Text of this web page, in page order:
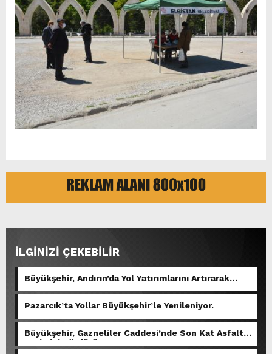
İLGİNİZİ ÇEKEBİLİR
Büyükşehir, Andırın’da Yol Yatırımlarını Artırarak
Sürdürüyor.
Pazarcık’ta Yollar Büyükşehir’le Yenileniyor.
Büyükşehir, Gazneliler Caddesi’nde Son Kat Asfalt
Serimini Sürdürüyor.